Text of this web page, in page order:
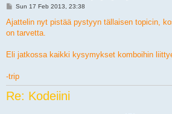
P
s
Sun 17 Feb 2013, 23:38
Ajattelin nyt pistää pystyyn tällaisen topicin,
on tarvetta.
Eli jatkossa kaikki kysymykset komboihin
-trip
Re: Kodeiini